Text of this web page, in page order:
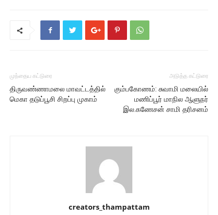
முந்தைய கட்டுரை
திருவண்ணாமலை மாவட்டத்தில்
மெகா தடுப்பூசி சிறப்பு முகாம்
அடுத்த கட்டுரை
கும்பகோணம்: சுவாமி மலையில்
மணிப்பூர் மாநில ஆளுநர்
இல.கணேசன் சாமி தரிசனம்
creators_thampattam